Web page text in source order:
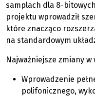
samplach dla 8-
projektu wprowadził
które znacząco
na standardowym
Najważniejsze zmiany
Wprowadzenie
polifonicznego,